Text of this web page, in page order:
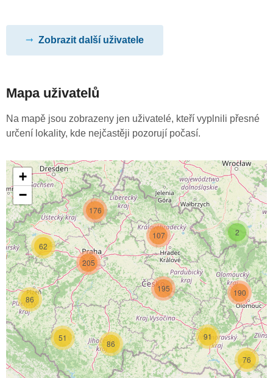
Zobrazit další uživatele
Mapa uživatelů
Na mapě jsou zobrazeny jen uživatelé, kteří vyplnili přesné
určení lokality, kde nejčastěji pozorují počasí.
51
86
107
62
86
176
205
2
76
91
190
195
+
−